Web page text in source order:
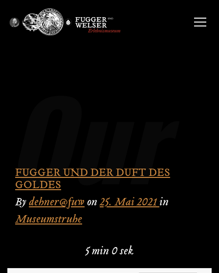
FUGGER UND DER DUFT DES
GOLDES
Bydehner@fuwon25. Mai 2021in
Museumstruhe
5 min 0 sek